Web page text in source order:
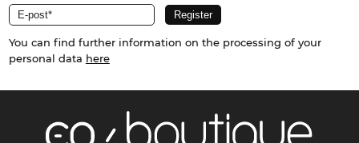
You can find further information on the processing of your
personal data here